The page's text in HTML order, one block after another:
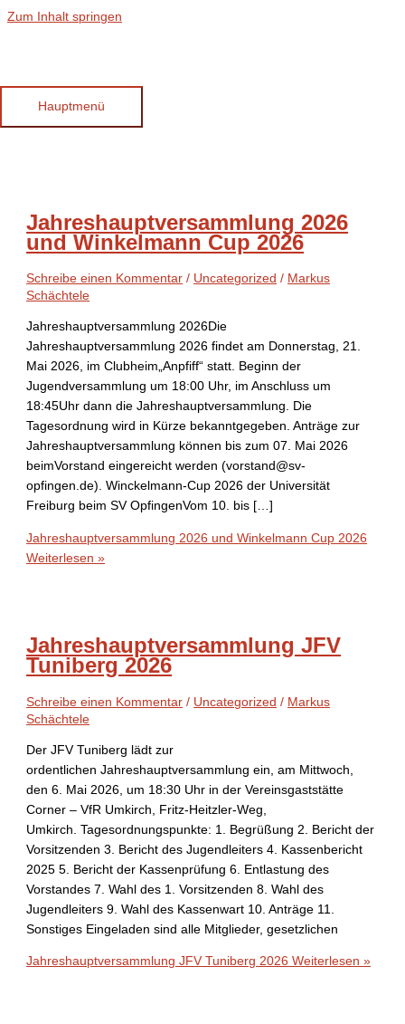
Zum Inhalt springen
Hauptmenü
April 2026
Jahreshauptversammlung 2026
und Winkelmann Cup 2026
Schreibe einen Kommentar / Uncategorized / Markus
Schächtele
Jahreshauptversammlung 2026Die
Jahreshauptversammlung 2026 findet am Donnerstag, 21.
Mai 2026, im Clubheim„Anpfiff“ statt. Beginn der
Jugendversammlung um 18:00 Uhr, im Anschluss um
18:45Uhr dann die Jahreshauptversammlung. Die
Tagesordnung wird in Kürze bekanntgegeben. Anträge zur
Jahreshauptversammlung können bis zum 07. Mai 2026
beimVorstand eingereicht werden (vorstand@sv-
opfingen.de). Winckelmann-Cup 2026 der Universität
Freiburg beim SV OpfingenVom 10. bis […]
Jahreshauptversammlung 2026 und Winkelmann Cup 2026
Weiterlesen »
Jahreshauptversammlung JFV
Tuniberg 2026
Schreibe einen Kommentar / Uncategorized / Markus
Schächtele
Der JFV Tuniberg lädt zur
ordentlichen Jahreshauptversammlung ein, am Mittwoch,
den 6. Mai 2026, um 18:30 Uhr in der Vereinsgaststätte
Corner – VfR Umkirch, Fritz-Heitzler-Weg,
Umkirch. Tagesordnungspunkte: 1. Begrüßung 2. Bericht der
Vorsitzenden 3. Bericht des Jugendleiters 4. Kassenbericht
2025 5. Bericht der Kassenprüfung 6. Entlastung des
Vorstandes 7. Wahl des 1. Vorsitzenden 8. Wahl des
Jugendleiters 9. Wahl des Kassenwart 10. Anträge 11.
Sonstiges Eingeladen sind alle Mitglieder, gesetzlichen
Jahreshauptversammlung JFV Tuniberg 2026 Weiterlesen »